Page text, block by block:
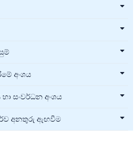
අංශය
සංවර්ධන අංශය
අනතුරු ඇඟවීම